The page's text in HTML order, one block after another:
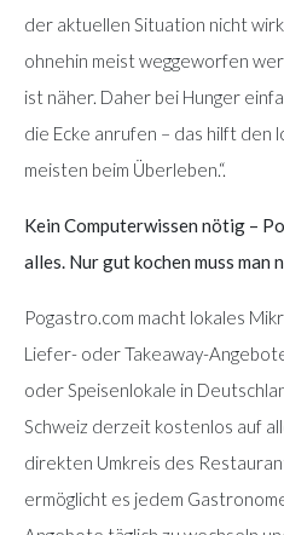
der aktuellen Situation nicht
ohnehin meist weggeworfen
ist näher. Daher bei Hunger
die Ecke anrufen – das hilft den
meisten beim Überleben.“.
Kein Computerwissen nötig –
alles. Nur gut kochen muss man
Pogastro.com macht lokales
Liefer- oder Takeaway-
oder Speisenlokale in
Schweiz derzeit kostenlos auf
direkten Umkreis des
ermöglicht es jedem